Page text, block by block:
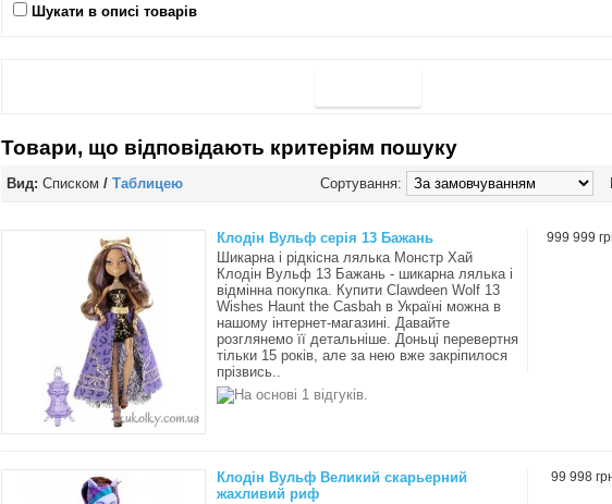
Шукати в описі товарів
Товари, що відповідають критеріям пошуку
Вид: Списком / Таблицею Сортування:
999 999
Клодін Вульф серія 13 Бажань
Шикарна і рідкісна лялька Монстр Хай
Клодін Вульф 13 Бажань - шикарна лялька і
відмінна покупка. Купити Clawdeen Wolf 13
Wishes Haunt the Casbah в Україні можна в
нашому інтернет-магазині. Давайте
розглянемо її детальніше. Доньці перевертня
тільки 15 років, але за нею вже закріпилося
прізвись..
99 998
Клодін Вульф Великий скарьерний
жахливий риф